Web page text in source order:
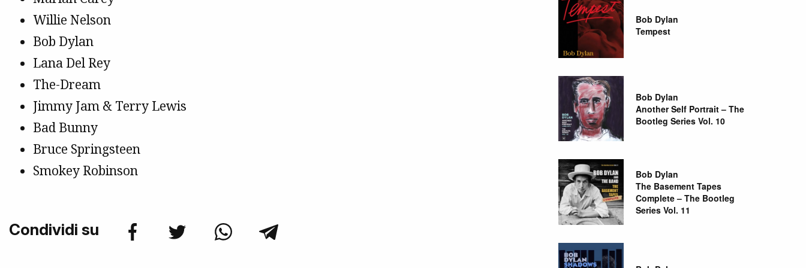
Willie Nelson
Bob Dylan
Lana Del Rey
The-Dream
Jimmy Jam & Terry Lewis
Bad Bunny
Bruce Springsteen
Smokey Robinson
Condividi su
Bob Dylan
Tempest
Bob Dylan
Another Self Portrait – The
Bootleg Series Vol. 10
Bob Dylan
The Basement Tapes
Complete – The Bootleg
Series Vol. 11